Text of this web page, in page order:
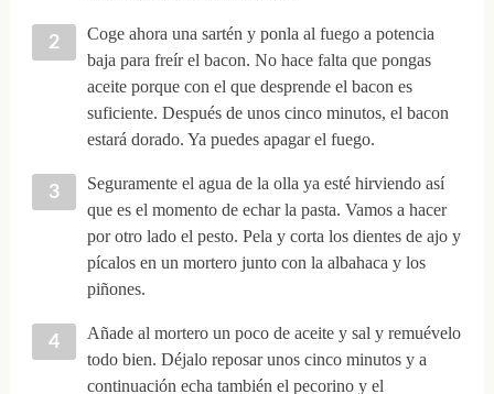
Coge ahora una sartén y ponla al fuego a potencia
baja para freír el bacon. No hace falta que pongas
aceite porque con el que desprende el bacon es
suficiente. Después de unos cinco minutos, el bacon
estará dorado. Ya puedes apagar el fuego.
Seguramente el agua de la olla ya esté hirviendo así
que es el momento de echar la pasta. Vamos a hacer
por otro lado el pesto. Pela y corta los dientes de ajo y
pícalos en un mortero junto con la albahaca y los
piñones.
Añade al mortero un poco de aceite y sal y remuévelo
todo bien. Déjalo reposar unos cinco minutos y a
continuación echa también el pecorino y el